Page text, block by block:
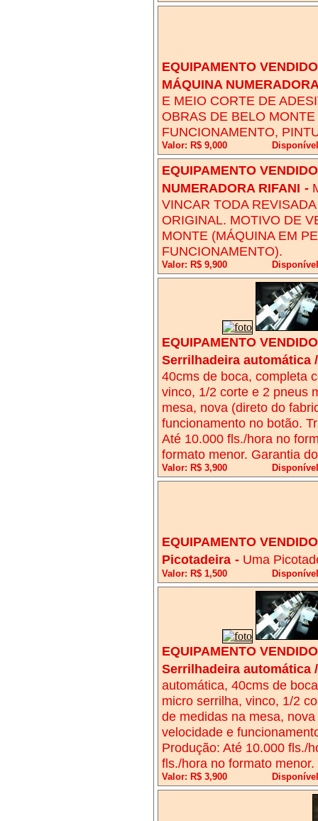
EQUIPAMENTO
MÁQUINA
E MEIO CORTE DE
OBRAS DE BELO
FUNCIONAMENTO,
Valor: R$ 9,000
EQUIPAMENTO
NUMERADORA RIFANI -
VINCAR TODA
ORIGINAL. MOTIVO DE
MONTE (MÁQUINA EM
FUNCIONAMENTO).
Valor: R$ 9,900
EQUIPAMENTO
Serrilhadeira automática
40cms de boca, completa
vinco, 1/2 corte e 2 pneus
mesa, nova (direto do
funcionamento no botão.
Até 10.000 fls./hora no
formato menor. Garantia
Valor: R$ 3,900
EQUIPAMENTO
Picotadeira - Uma
Valor: R$ 1,500
EQUIPAMENTO
Serrilhadeira automática
automática, 40cms de
micro serrilha, vinco, 1/2
de medidas na mesa,
velocidade e
Produção: Até 10.000 fls./
fls./hora no formato
Valor: R$ 3,900